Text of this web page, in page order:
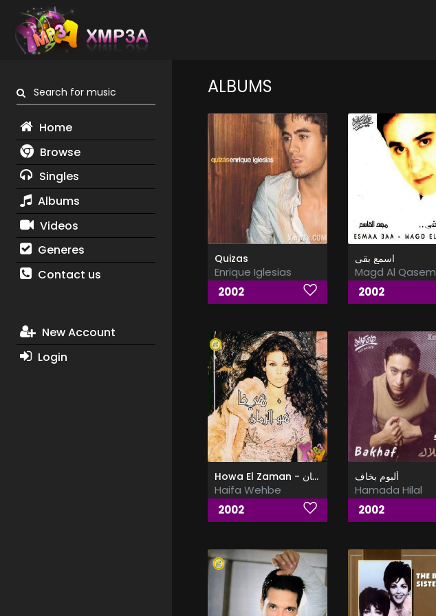
Search for music
Home
Browse
Singles
Albums
Videos
Generes
Contact us
New Account
Login
ALBUMS
Quizas
Enrique Iglesias
2002
اسمع بقى
Magd Al Qasem
2002
Howa El Zaman - هوا الزمان
Haifa Wehbe
2002
ألبوم بخاف
Hamada Hilal
2002